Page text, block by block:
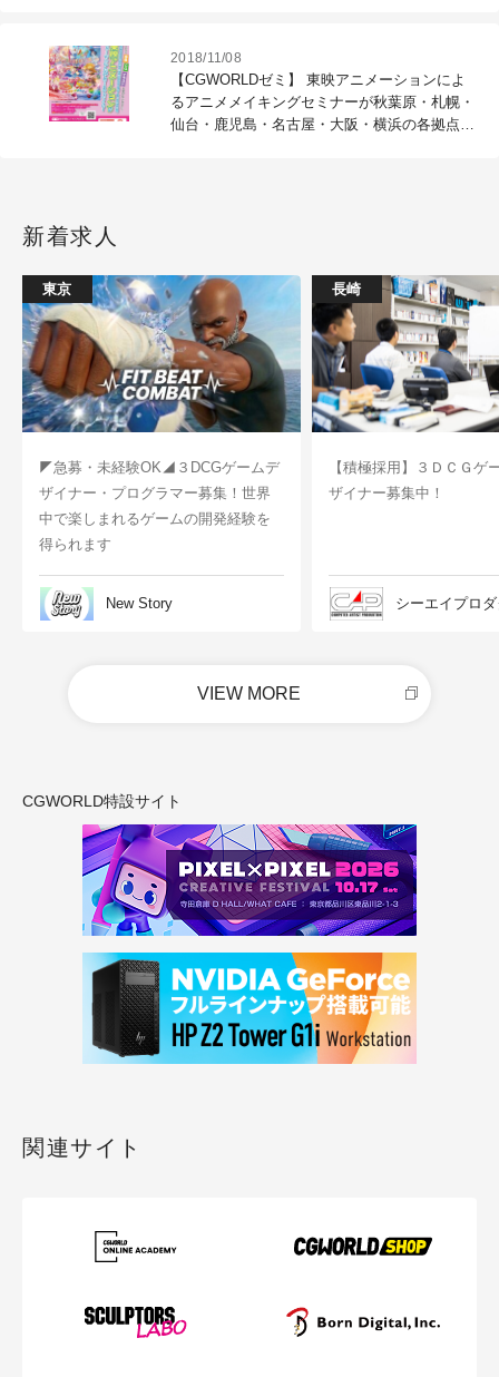
2018/11/08
【CGWORLDゼミ】 東映アニメーションによ
るアニメメイキングセミナーが秋葉原・札幌・
仙台・鹿児島・名古屋・大阪・横浜の各拠点で
新着求人
東京
◤急募・未経験OK◢３DCGゲームデ
ザイナー・プログラマー募集！世界
中で楽しまれるゲームの開発経験を
得られます
New Story
長崎
【積極採用】３ＤＣＧゲ
ザイナー募集中！
シーエイプロ
VIEW MORE
CGWORLD特設サイト
関連サイト